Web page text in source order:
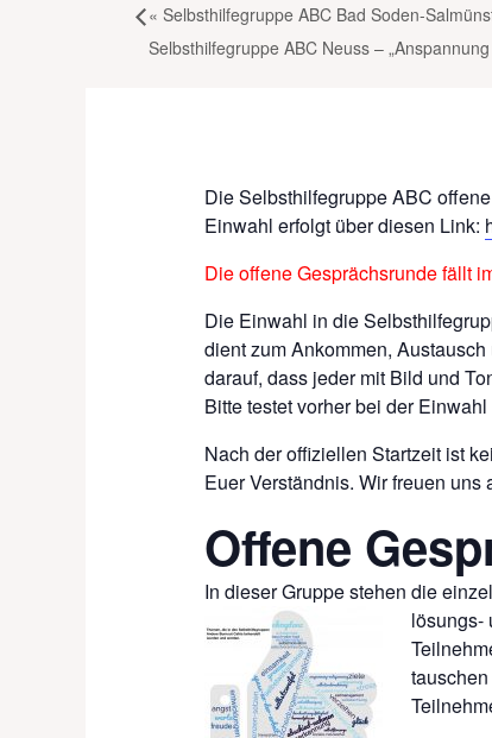
« Selbsthilfegruppe ABC Bad Soden-
Selbsthilfegruppe ABC Neuss –
Die Selbsthilfegruppe ABC
Einwahl erfolgt über diesen Link:
Die offene Gesprächsrunde fällt
Die Einwahl in die
dient zum Ankommen,
darauf, dass jeder mit Bild und
Bitte testet vorher bei der
Nach der offiziellen Startzeit ist
Euer Verständnis. Wir freuen uns
Offene
In dieser Gruppe stehen die
lösungs-